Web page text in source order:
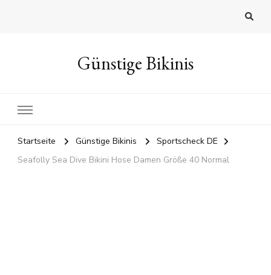
Günstige Bikinis
Startseite Günstige Bikinis
Sportscheck DE
Seafolly Sea Dive Bikini Hose Damen Größe 40 Normal